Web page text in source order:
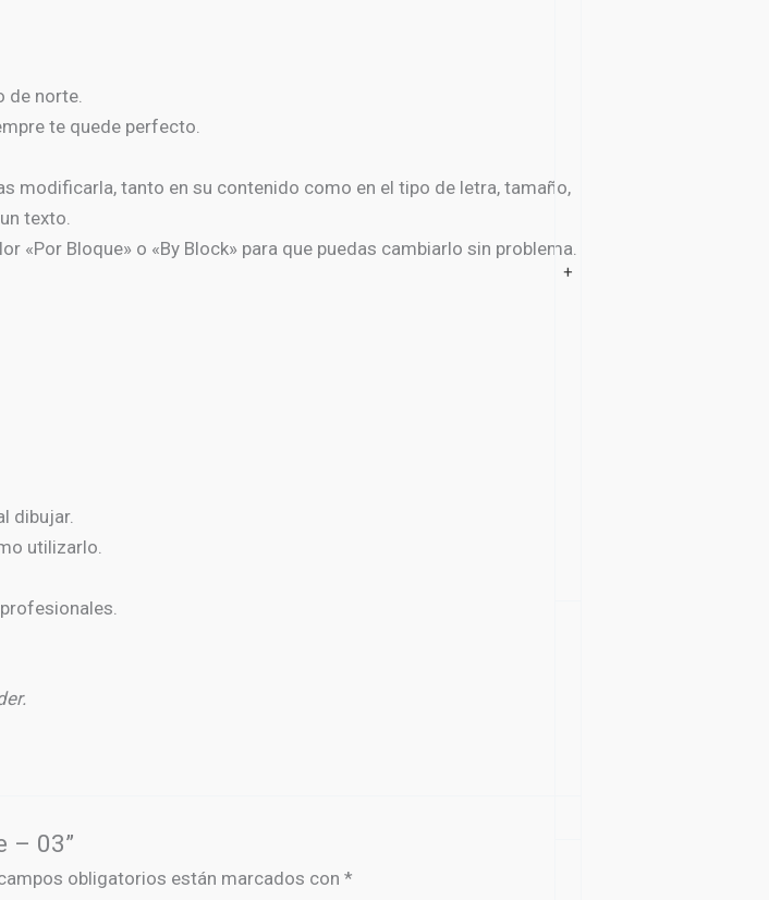
+
de norte.
te quede perfecto.
modificarla, tanto en su contenido como en el tipo de letra, tamaño,
texto.
«Por Bloque» o «By Block» para que puedas cambiarlo sin problema.
dibujar.
utilizarlo.
– 03”
obligatorios están marcados con*